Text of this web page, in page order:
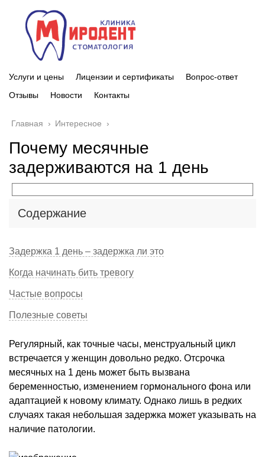
Услуги и цены Лицензии и сертификаты
Вопрос-ответ
Отзывы
Новости Контакты
Главная › Интересное ›
Почему месячные
задерживаются на 1 день
Содержание
Задержка 1 день – задержка ли это
Когда начинать бить тревогу
Частые вопросы
Полезные советы
Регулярный, как точные часы, менструальный цикл
встречается у женщин довольно редко. Отсрочка
месячных на 1 день может быть вызвана
беременностью, изменением гормонального фона или
адаптацией к новому климату. Однако лишь в редких
случаях такая небольшая задержка может указывать на
наличие патологии.